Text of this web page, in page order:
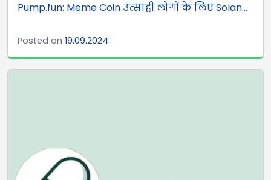
Pump.fun: Meme Coin उत्साही लोगों के लिए Solan...
Posted on 19.09.2024